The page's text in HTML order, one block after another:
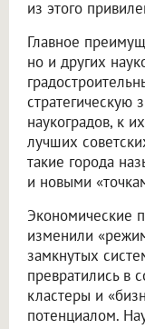
из этого
Главное
но и других
стратегическую
наукоградов, к
лучших
такие города
и новыми
Экономические
изменили
замкнутых
превратились в
кластеры и
потенциалом.